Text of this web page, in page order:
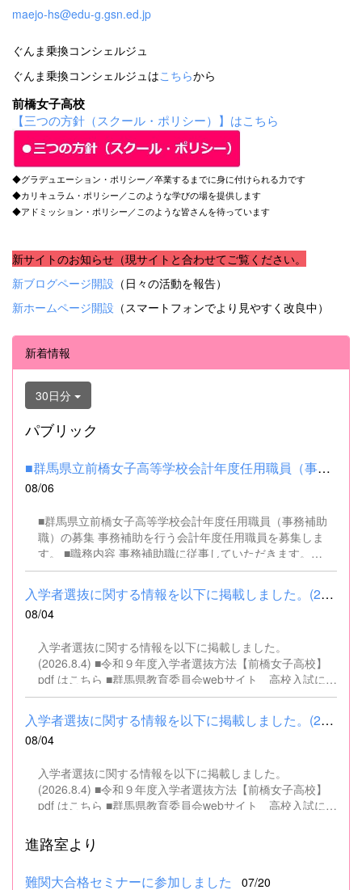
maejo-hs@edu-g.gsn.ed.jp
ぐんま乗換コンシェルジュ
ぐんま乗換コンシェルジュはこちらから
前橋女子高校
【三つの方針（スクール・ポリシー）】はこちら
◆グラデュエーション・ポリシー／卒業するまでに身に付けられる力です
◆カリキュラム・ポリシー／このような学びの場を提供します
◆アドミッション・ポリシー／このような皆さんを待っています
新サイトのお知らせ（現サイトと合わせてご覧ください。
新ブログページ開設 （日々の活動を報告）
新ホームページ開設 （スマートフォンでより見やすく改良中）
新着情報
30日分
パブリック
■群馬県立前橋女子高等学校会計年度任用職員（事務補助職）の募集...
08/06
■群馬県立前橋女子高等学校会計年度任用職員（事務補助
職）の募集 事務補助を行う会計年度任用職員を募集しま
す。 ■職務内容 事務補助職に従事していただきます。
SSH（スーパーサイエンスハイスクール）事業にかかるパ
ソコンでの文書・資料作成、データ入力・整理事務、電話
対応、書類の整理、その他事務補助業務全般 ■募集人数 １
名 ■募集対象 以下の条件を満たしている方 基本的なパソコ
する方は、応募できませんので御了承ください。 （1）地
方公務員法第16条に該当する者（以下のいずれかに該当す
る人） ・禁錮以上の刑に処せられ、その執行を終わるまで
又は執行を受けることがなくなるまでの者 ・群馬県職員と
して懲戒免職の処分を受け、当該処分の日から2年を経過
しない者 ・人事委員会又は公平委員会の委員の職にあっ
て、地方公務員法第60条から第63条までに規定する罪を犯
政府を暴力で破壊することを主張する政党その他の団体を
結成し、又はこれに加入した者 （2）平成11年改正前の民
法の規定による準禁治産の宣告を受けている者（心...
入学者選抜に関する情報を以下に掲載しました。(2026.8.4) ■令和...
08/04
入学者選抜に関する情報を以下に掲載しました。
(2026.8.4) ■令和９年度入学者選抜方法【前橋女子高校】
pdf はこちら ■群馬県教育委員会webサイト 高校入試に関
するページはこちら
入学者選抜に関する情報を以下に掲載しました。(2026.8.4) ■令和...
08/04
入学者選抜に関する情報を以下に掲載しました。
(2026.8.4) ■令和９年度入学者選抜方法【前橋女子高校】
pdf はこちら ■群馬県教育委員会webサイト 高校入試に関
進路室より
難関大合格セミナーに参加しました 07/20